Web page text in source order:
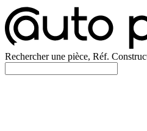
Rechercher une pièce, Réf.